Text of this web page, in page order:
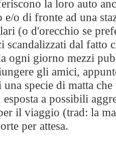
la loro auto
o di fronte ad una
(o d'orecchio se
scandalizzati dal fatto
ogni giorno mezzi
gli amici,
specie di matta
a possibili
il viaggio (trad: la
per attesa.